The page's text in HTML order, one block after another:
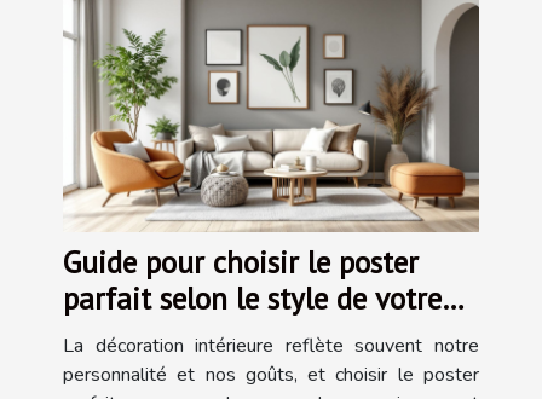
Guide pour choisir le poster
parfait selon le style de votre
maison
La décoration intérieure reflète souvent notre
personnalité et nos goûts, et choisir le poster